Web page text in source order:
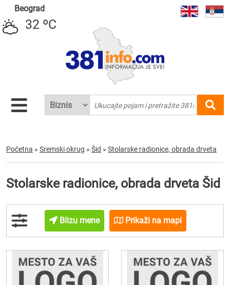
Beograd
32 ºC
Početna » Sremski okrug » Šid » Stolarske radionice, obrada drveta
Stolarske radionice, obrada drveta Šid
Blizu mene Prikaži na mapi